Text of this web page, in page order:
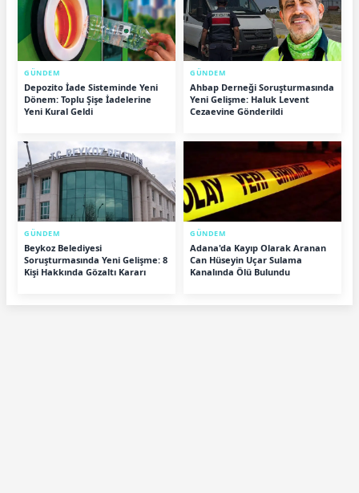
GÜNDEM
Depozito İade Sisteminde Yeni
Dönem: Toplu Şişe İadelerine
Yeni Kural Geldi
GÜNDEM
Ahbap Derneği Soruşturmasında
Yeni Gelişme: Haluk Levent
Cezaevine Gönderildi
GÜNDEM
Beykoz Belediyesi
Soruşturmasında Yeni Gelişme: 8
Kişi Hakkında Gözaltı Kararı
GÜNDEM
Adana'da Kayıp Olarak Aranan
Can Hüseyin Uçar Sulama
Kanalında Ölü Bulundu